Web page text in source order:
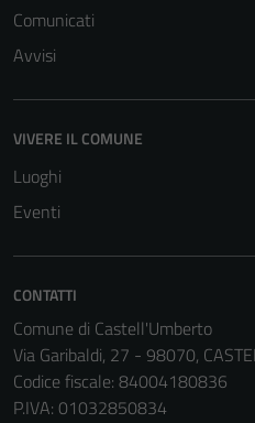
Comunicati
Avvisi
VIVERE IL COMUNE
Luoghi
Eventi
CONTATTI
Comune di Castell'Umberto
Via Garibaldi, 27 - 98070,
Codice fiscale: 84004180836
P.IVA: 01032850834